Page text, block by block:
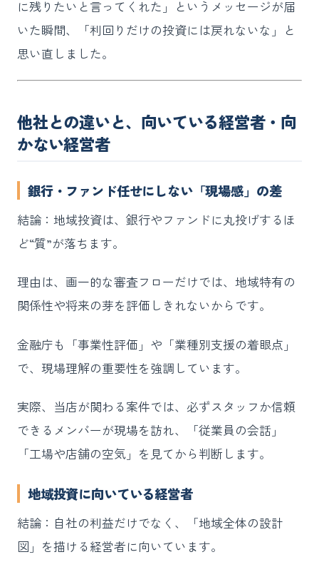
に残りたいと言ってくれた」というメッセージが届
いた瞬間、「利回りだけの投資には戻れないな」と
思い直しました。
他社との違いと、向いている経営者・向
かない経営者
銀行・ファンド任せにしない「現場感」の差
結論：地域投資は、銀行やファンドに丸投げするほ
ど“質”が落ちます。
理由は、画一的な審査フローだけでは、地域特有の
関係性や将来の芽を評価しきれないからです。
金融庁も「事業性評価」や「業種別支援の着眼点」
で、現場理解の重要性を強調しています。
実際、当店が関わる案件では、必ずスタッフか信頼
できるメンバーが現場を訪れ、「従業員の会話」
「工場や店舗の空気」を見てから判断します。
地域投資に向いている経営者
結論：自社の利益だけでなく、「地域全体の設計
図」を描ける経営者に向いています。